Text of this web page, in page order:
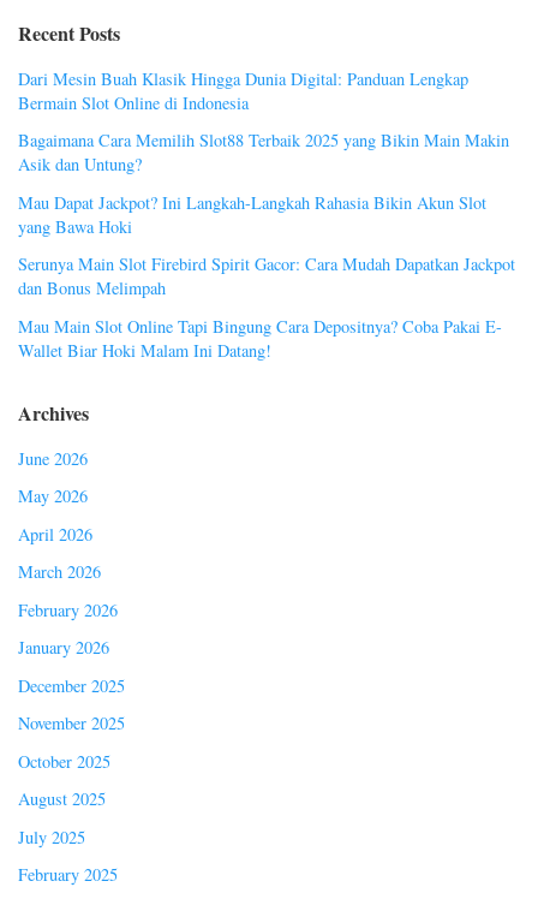
Recent Posts
Dari Mesin Buah Klasik Hingga Dunia Digital: Panduan Lengkap
Bermain Slot Online di Indonesia
Bagaimana Cara Memilih Slot88 Terbaik 2025 yang Bikin Main Makin
Asik dan Untung?
Mau Dapat Jackpot? Ini Langkah-Langkah Rahasia Bikin Akun Slot
yang Bawa Hoki
Serunya Main Slot Firebird Spirit Gacor: Cara Mudah Dapatkan Jackpot
dan Bonus Melimpah
Mau Main Slot Online Tapi Bingung Cara Depositnya? Coba Pakai E-
Wallet Biar Hoki Malam Ini Datang!
Archives
June 2026
May 2026
April 2026
March 2026
February 2026
January 2026
December 2025
November 2025
October 2025
August 2025
July 2025
February 2025